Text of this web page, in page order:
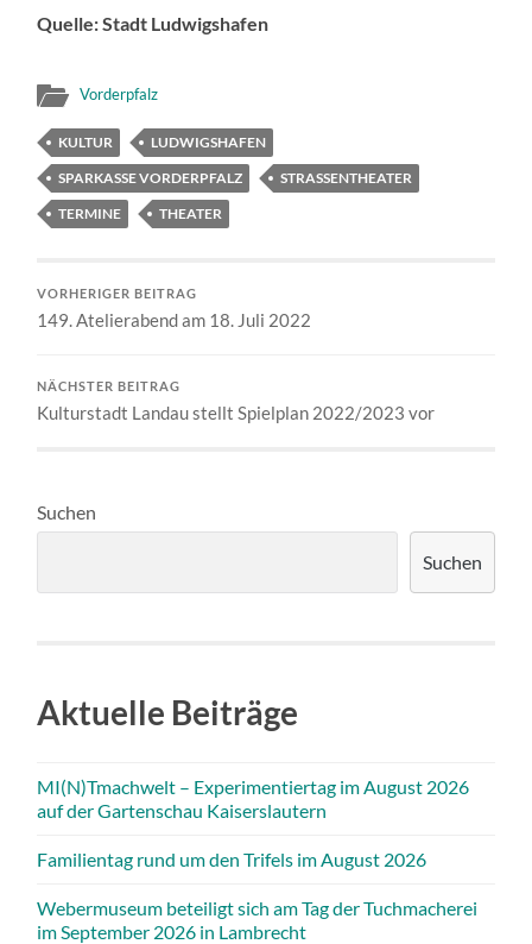
Quelle: Stadt Ludwigshafen
Vorderpfalz
KULTUR
LUDWIGSHAFEN
SPARKASSE VORDERPFALZ
STRASSENTHEATER
TERMINE
THEATER
VORHERIGER BEITRAG
149. Atelierabend am 18. Juli 2022
NÄCHSTER BEITRAG
Kulturstadt Landau stellt Spielplan 2022/2023 vor
Suchen
Suchen
Aktuelle Beiträge
MI(N)Tmachwelt – Experimentiertag im August 2026
auf der Gartenschau Kaiserslautern
Familientag rund um den Trifels im August 2026
Webermuseum beteiligt sich am Tag der Tuchmacherei
im September 2026 in Lambrecht